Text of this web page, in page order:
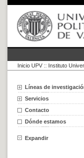
Inicio UPV :: Instituto
Líneas de
Servicios
Contacto
Dónde estamos
Expandir